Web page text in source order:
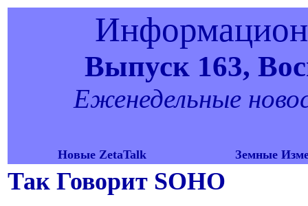
Выпуск 163,
Еженедельные
Новые ZetaTalk Земные
Так Говорит SOHO